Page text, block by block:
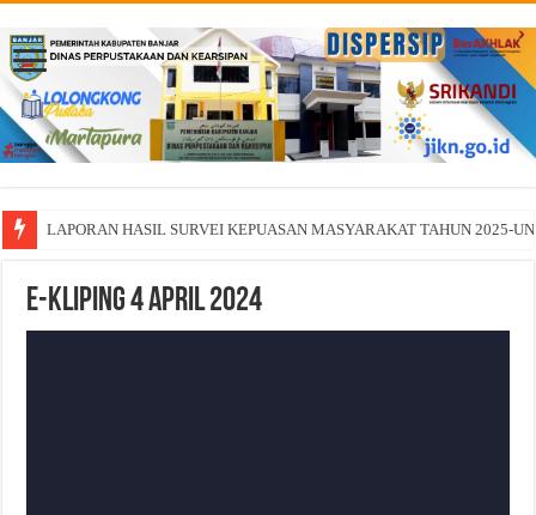
LAPORAN HASIL SURVEI KEPUASAN MASYARAKAT TAHUN 2025-
E-Kliping 4 April 2024